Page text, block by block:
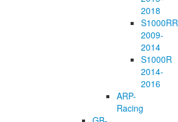
2018
S1000RR
2009-
2014
S1000R
2014-
2016
ARP-
Racing